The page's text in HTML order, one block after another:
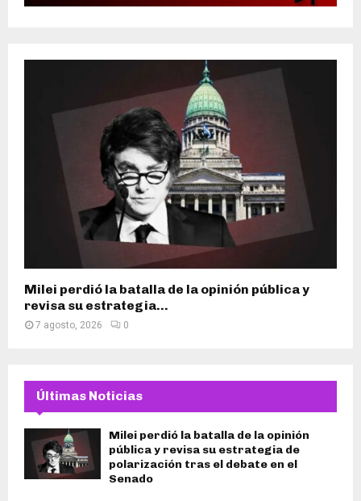
Milei perdió la batalla de la opinión pública y
revisa su estrategia...
7 agosto, 2026 0
Últimas Noticias
Milei perdió la batalla de la opinión
pública y revisa su estrategia de
polarización tras el debate en el
Senado